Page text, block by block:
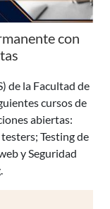
con
de la Facultad de
cursos de
abiertas:
Testing de
y Seguridad